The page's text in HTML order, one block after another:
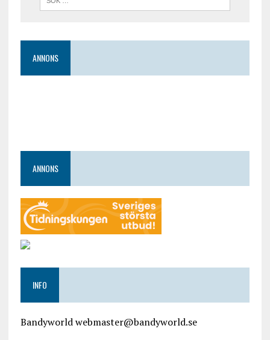
ANNONS
ANNONS
INFO
Bandyworld webmaster@bandyworld.se